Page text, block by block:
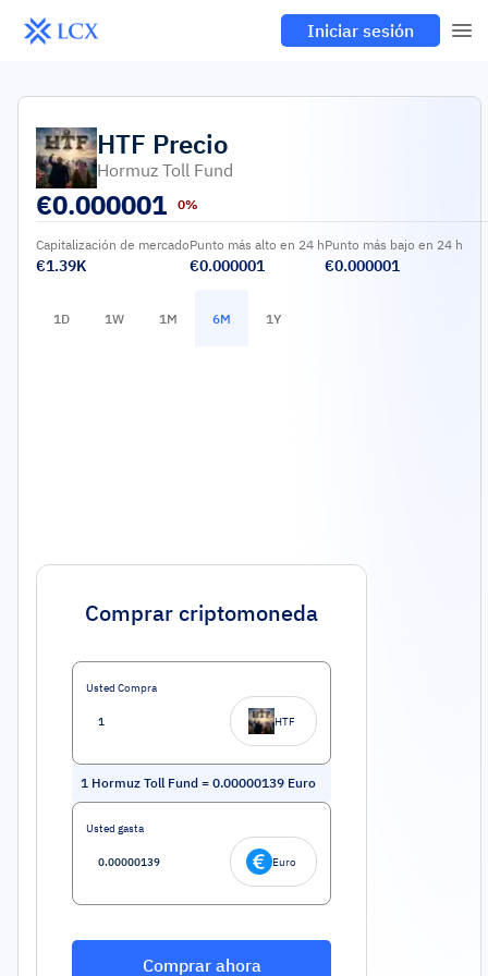
Iniciar sesión
HTF Precio
Hormuz Toll Fund
€0.000001 0%
Capitalización de mercado
€1.39K
Punto más alto en 24 h
€0.000001
Punto más bajo en 24 h
€0.000001
1D 1W 1M 6M 1Y
Comprar criptomoneda
Usted Compra
HTF
1 Hormuz Toll Fund = 0.00000139 Euro
Usted gasta
Euro
Comprar ahora